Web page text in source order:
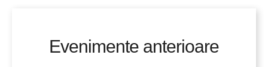
Evenimente anterioare